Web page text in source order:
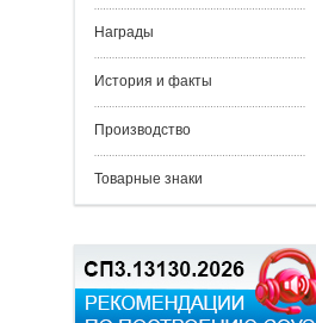
Награды
История и факты
Производство
Товарные знаки